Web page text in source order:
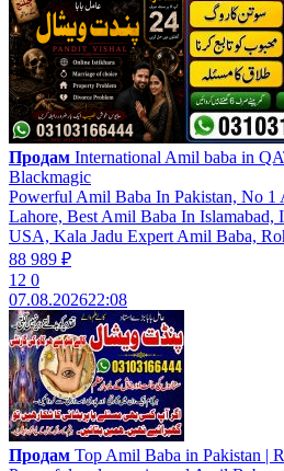
Продам International Amil baba in
Blackmagic
Powerful Amil Baba In Pakistan, No 1
Lahore, Best Amil Baba In
USA, Kala Jadu Expert Amil Baba,
88 989 ₽
12 0
07.08.202622:08
Продам Top Amil Baba in Pakistan |